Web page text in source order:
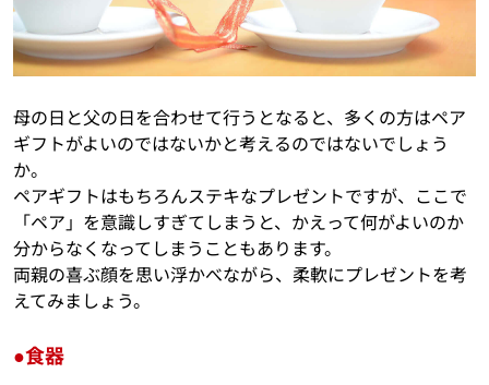
母の日と父の日を合わせて行うとなると、多くの方はペア
ギフトがよいのではないかと考えるのではないでしょう
か。
ペアギフトはもちろんステキなプレゼントですが、ここで
「ペア」を意識しすぎてしまうと、かえって何がよいのか
分からなくなってしまうこともあります。
両親の喜ぶ顔を思い浮かべながら、柔軟にプレゼントを考
えてみましょう。
●食器